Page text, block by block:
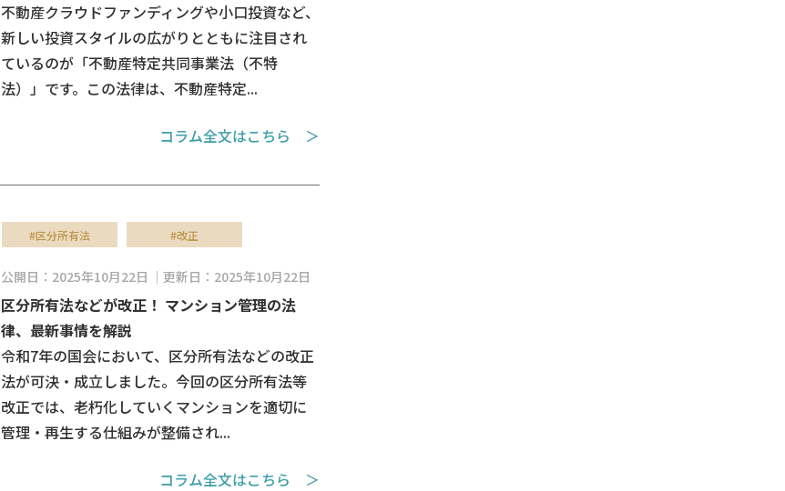
不動産クラウドファンディングや小口投資など、
新しい投資スタイルの広がりとともに注目され
ているのが「不動産特定共同事業法（不特
法）」です。この法律は、不動産特定...
コラム全文はこちら ＞
#区分所有法 #改正
公開日：2025年10月22日 更新日：2025年10月22日
区分所有法などが改正！ マンション管理の法
律、最新事情を解説
令和7年の国会において、区分所有法などの改正
法が可決・成立しました。今回の区分所有法等
改正では、老朽化していくマンションを適切に
管理・再生する仕組みが整備され...
コラム全文はこちら ＞